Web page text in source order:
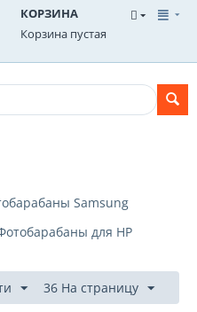
КОРЗИНА
Корзина пустая
Samsung
для HP
36 На страницу